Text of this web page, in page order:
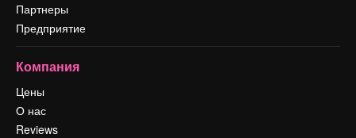
Партнеры
Предприятие
Компания
Цены
О нас
Reviews